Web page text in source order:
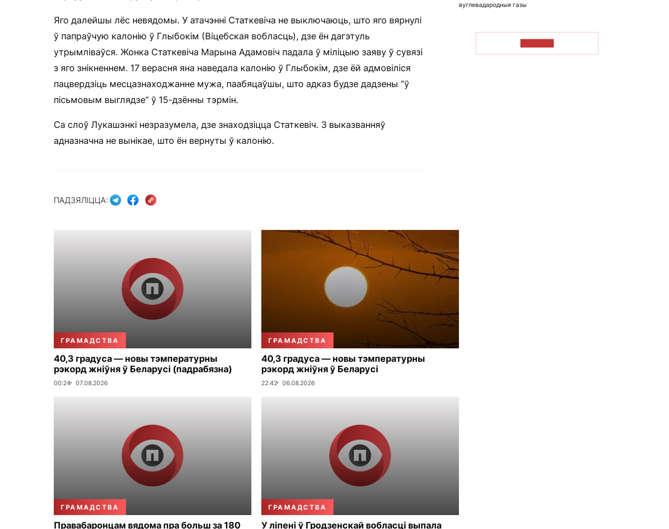
Яго далейшы лёс невядомы. У атачэнні Статкевіча не выключаюць, што яго вярнулі
ў папраўчую калонію ў Глыбокім (Віцебская вобласць), дзе ён дагэтуль
утрымліваўся. Жонка Статкевіча Марына Адамовіч падала ў міліцыю заяву ў сувязі
з яго знікненнем. 17 верасня яна наведала калонію ў Глыбокім, дзе ёй адмовіліся
пацвердзіць месцазнаходжанне мужа, паабяцаўшы, што адказ будзе дадзены “ў
пісьмовым выглядзе“ ў 15-дзённы тэрмін.
Са слоў Лукашэнкі незразумела, дзе знаходзіцца Статкевіч. З выказванняў
адназначна не вынікае, што ён вернуты ў калонію.
ПАДЗЯЛІЦЦА:
ГРАМАДСТВА
40,3 градуса — новы тэмпературны
рэкорд жніўня ў Беларусі (падрабязна)
00:24 07.08.2026
ГРАМАДСТВА
40,3 градуса — новы тэмпературны
рэкорд жніўня ў Беларусі
22:42 06.08.2026
ГРАМАДСТВА
Правабаронцам вядома пра больш за 180
ГРАМАДСТВА
У ліпені ў Гродзенскай вобласці выпала
вуглевадародныя газы